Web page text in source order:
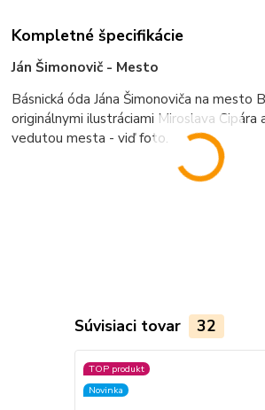
Kompletné špecifikácie
Ján Šimonovič - Mesto
Básnická óda Jána Šimonoviča na mesto
originálnymi ilustráciami Miroslava Cipára
vedutou mesta - viď foto.
Súvisiaci tovar 32
TOP produkt
Novinka